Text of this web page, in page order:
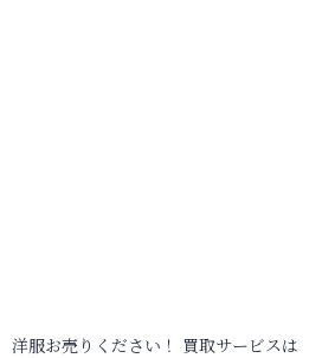
洋服お売りください！ 買取サービスは